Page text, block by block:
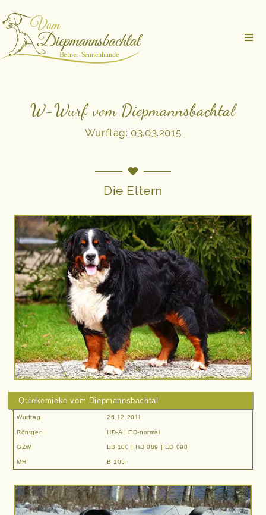
W-Wurf vom Diepmannsbachtal
Wurftag: 03.03.2015
Die Eltern
Quiekemieke vom Diepmannsbachtal
Wurftag 26.12.2011
Röntgen HD-A | ED-normal
GZW LB 100 | HD 089 | ED 090
MH B 105